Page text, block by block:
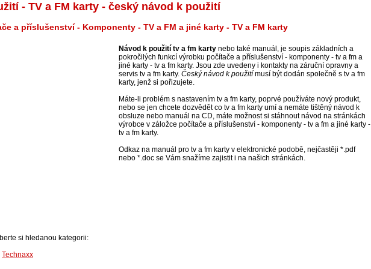
- TV a FM karty - český návod k použití
a příslušenství - Komponenty - TV a FM a jiné karty - TV a FM karty
Návod k použití tv a fm karty nebo také manuál, je soupis základních a
pokročilých funkcí výrobku počítače a příslušenství - komponenty - tv a fm a
jiné karty - tv a fm karty. Jsou zde uvedeny i kontakty na záruční opravny a
servis tv a fm karty. Český návod k použití musí být dodán společně s tv a fm
karty, jenž si pořizujete.
Máte-li problém s nastavením tv a fm karty, poprvé používáte nový produkt,
nebo se jen chcete dozvědět co tv a fm karty umí a nemáte tištěný návod k
obsluze nebo manuál na CD, máte možnost si stáhnout návod na stránkách
výrobce v záložce počítače a příslušenství - komponenty - tv a fm a jiné karty -
tv a fm karty.
Odkaz na manuál pro tv a fm karty v elektronické podobě, nejčastěji *.pdf
nebo *.doc se Vám snažíme zajistit i na našich stránkách.
si hledanou kategorii:
Technaxx